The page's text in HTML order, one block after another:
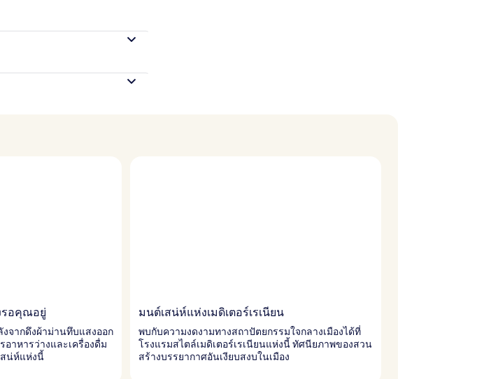
รอคุณอยู่
จากดึงผ้าม่านทึบแสงออก
าหารว่างและเครื่องดื่ม
น่ห์แห่งนี้
มนต์เสน่ห์แห่งเมดิเตอร์เรเนียน
พบกับความงดงามทางสถาปัตยกรรมใจกลางเมืองได้ที่
โรงแรมสไตล์เมดิเตอร์เรเนียนแห่งนี้ ทัศนียภาพของสวน
สร้างบรรยากาศอันเงียบสงบในเมือง